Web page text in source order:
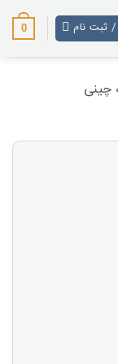
/ ثبت نام 0
چینی